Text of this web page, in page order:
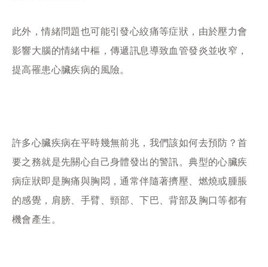
此外，情緒問題也可能引發心絞痛等症狀，由於壓力會
影響大腦的情緒中樞，傳遞訊息導致血管發炎並收窄，
提高罹患心臟疾病的風險。
許多心臟疾病在平時幾無前兆，我們該如何去預防？首
要之務就是先關心自己身體發出的警訊。典型的心臟疾
病症狀即是胸痛與胸悶，通常伴隨著擠壓、燃燒或腫脹
的感覺，肩膀、手臂、頸部、下巴、背部及胸口等都有
機會產生。